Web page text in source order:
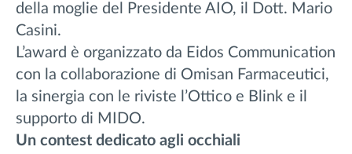
della moglie del Presidente AIO, il Dott. Mario
Casini.
L’award è organizzato da Eidos Communication
con la collaborazione di Omisan Farmaceutici,
la sinergia con le riviste l’Ottico e Blink e il
supporto di MIDO.
Un contest dedicato agli occhiali